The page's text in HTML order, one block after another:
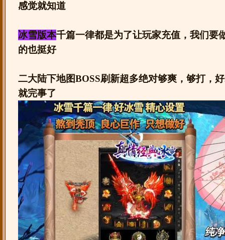
感觉就知道
冰雪版本千篇一律都是为了让玩家充值，我们要
的也挺好
二大陆下地图BOSS刷新超多绝对够爽，够打，
就完事了